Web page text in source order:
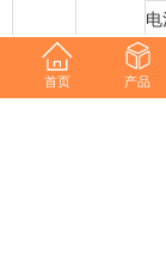
充
首页 产品